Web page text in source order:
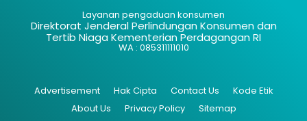
Layanan pengaduan konsumen
Direktorat Jenderal Perlindungan Konsumen dan
Tertib Niaga Kementerian Perdagangan RI
WA : 085311111010
Advertisement Hak Cipta Contact Us
Kode Etik
About Us
Privacy Policy Sitemap